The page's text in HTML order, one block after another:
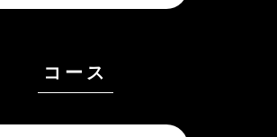
コース